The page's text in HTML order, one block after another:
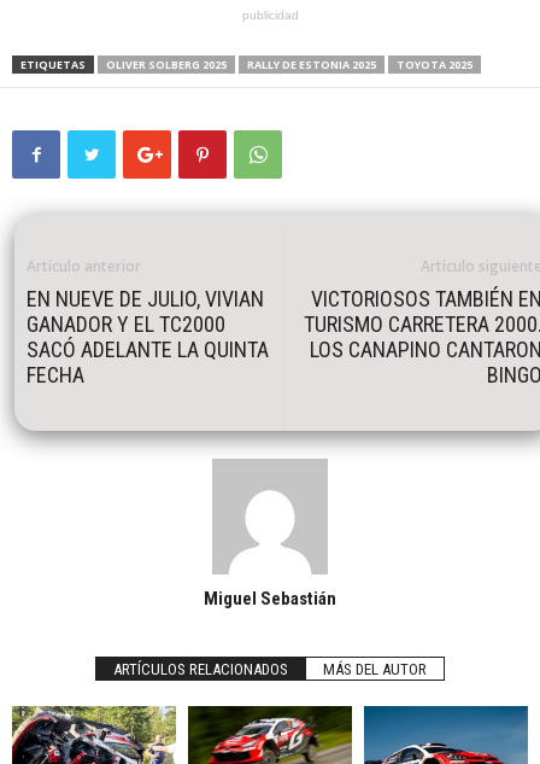
publicidad
ETIQUETAS OLIVER SOLBERG 2025 RALLY DE ESTONIA 2025 TOYOTA 2025
Artículo anterior
EN NUEVE DE JULIO, VIVIAN
GANADOR Y EL TC2000
SACÓ ADELANTE LA QUINTA
FECHA
Artículo
VICTORIOSOS TAMBIÉN
TURISMO CARRETERA
LOS CANAPINO
Miguel Sebastián
ARTÍCULOS RELACIONADOS MÁS DEL AUTOR